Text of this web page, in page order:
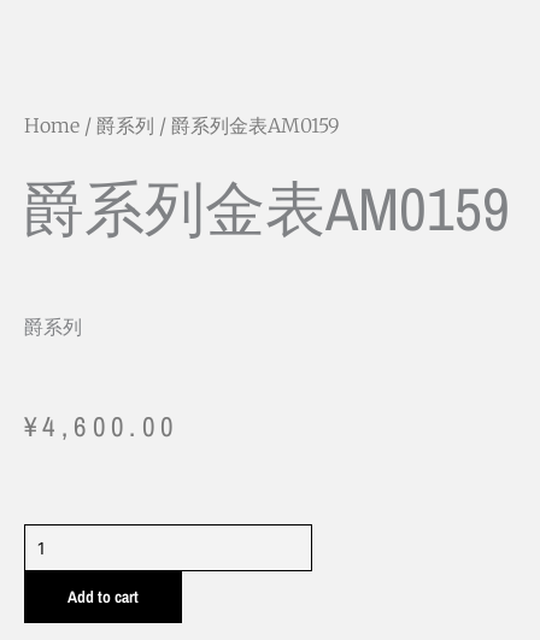
Home / 爵系列 / 爵系列金表AM0159
爵系列金表AM0159
爵系列
¥4,600.00
系
金
Add to cart